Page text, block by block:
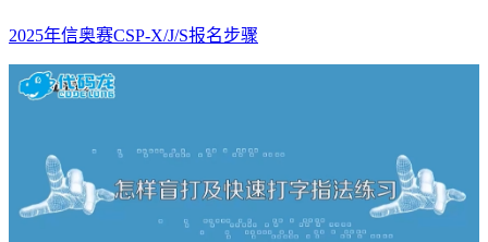
2025年信奥赛CSP-X/J/S报名步骤